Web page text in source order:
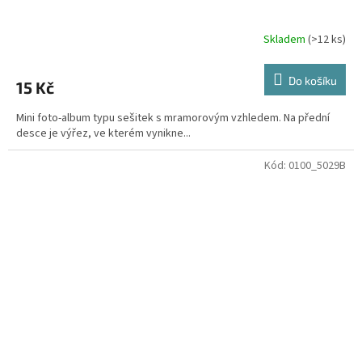
Skladem (>12 ks)
15 Kč Do košíku
Mini foto-album typu sešitek s mramorovým vzhledem. Na přední
desce je výřez, ve kterém vynikne...
Kód: 0100_5029B